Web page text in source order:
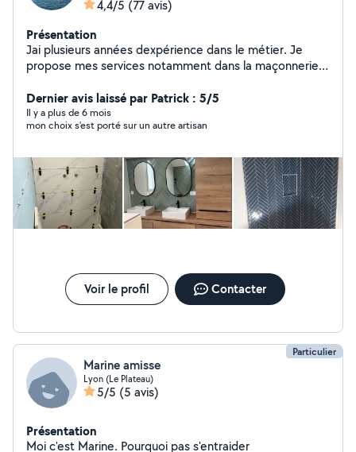
4,4/5 (77 avis)
Présentation
Jai plusieurs années dexpérience dans le métier. Je
propose mes services notamment dans la maçonnerie,
de placo, etc.
Dernier avis laissé par Patrick : 5/5
Il y a plus de 6 mois
mon choix s'est porté sur un autre artisan
Voir le profil Contacter
Particulier
Marine amisse
Lyon (Le Plateau)
5/5 (5 avis)
Présentation
Moi c'est Marine. Pourquoi pas s'entraider